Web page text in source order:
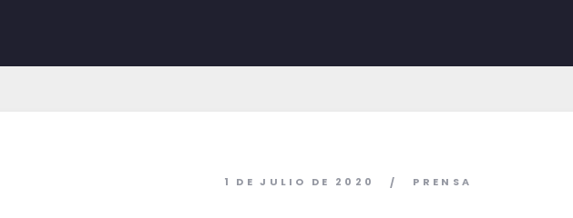
1 DE JULIO DE 2020 / PRENSA